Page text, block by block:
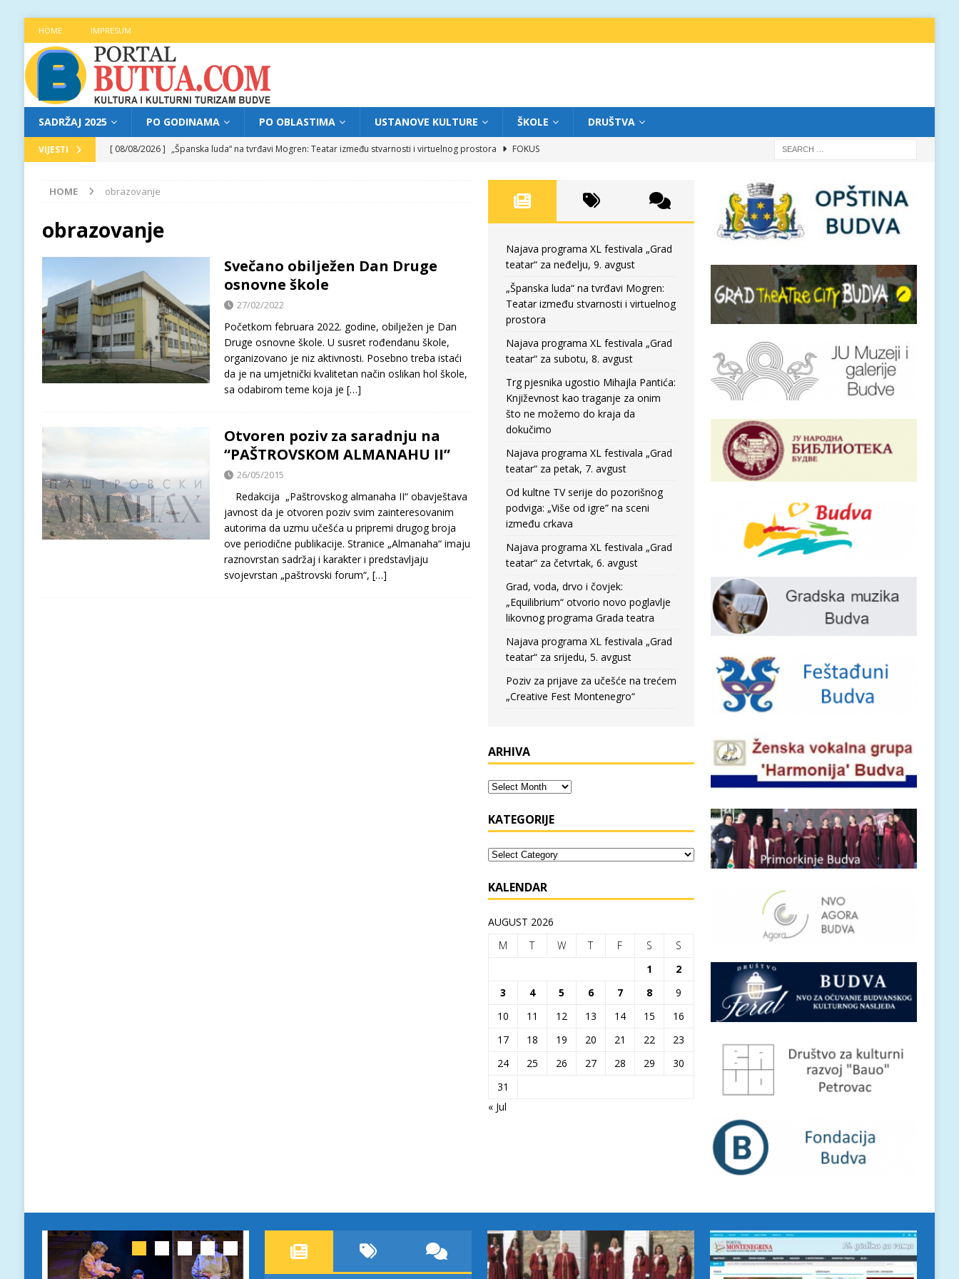
HOME IMPRESUM
SADRŽAJ 2025 PO GODINAMA PO OBLASTIMA USTANOVE KULTURE ŠKOLE DRUŠTVA
VIJESTI [ 08/08/2026 ] „Španska luda“ na tvrđavi Mogren: Teatar između stvarnosti i virtuelnog prostora
FOKUS
[ 07/08/2026 ]
Trg pjesnika ugostio Mihajla Pantića: Književnost kao traganje za onim što ne možemo do kraja da dokučimo
FOKUS
[ 06/08/2026 ]
[ 08/08/2026 ]
Najava programa XL festivala „Grad teatar“ za neđelju, 9. avgust
HOME obrazovanje
obrazovanje
Svečano obilježen Dan Druge
osnovne škole
27/02/2022
Početkom februara 2022. godine, obilježen je Dan
Druge osnovne škole. U susret rođendanu škole,
organizovano je niz aktivnosti. Posebno treba istaći
da je na umjetnički kvalitetan način oslikan hol škole,
sa odabirom teme koja je […]
Otvoren poziv za saradnju na
“PAŠTROVSKOM ALMANAHU II”
26/05/2015
Redakcija „Paštrovskog almanaha II“ obavještava
javnost da je otvoren poziv svim zainteresovanim
autorima da uzmu učešća u pripremi drugog broja
ove periodične publikacije. Stranice „Almanaha“ imaju
raznovrstan sadržaj i karakter i predstavljaju
svojevrstan „paštrovski forum“, […]
Najava programa XL festivala „Grad
teatar“ za neđelju, 9. avgust
„Španska luda“ na tvrđavi Mogren:
Teatar između stvarnosti i virtuelnog
prostora
Najava programa XL festivala „Grad
teatar“ za subotu, 8. avgust
Trg pjesnika ugostio Mihajla Pantića:
Književnost kao traganje za onim
što ne možemo do kraja da
dokučimo
Najava programa XL festivala „Grad
teatar“ za petak, 7. avgust
Od kultne TV serije do pozorišnog
podviga: „Više od igre” na sceni
između crkava
Najava programa XL festivala „Grad
teatar“ za četvrtak, 6. avgust
Grad, voda, drvo i čovjek:
„Equilibrium“ otvorio novo poglavlje
likovnog programa Grada teatra
Najava programa XL festivala „Grad
teatar“ za srijedu, 5. avgust
Poziv za prijave za učešće na trećem
„Creative Fest Montenegro“
ARHIVA
KATEGORIJE
KALENDAR
AUGUST 2026
M
T W T F S
S
1
2
3
4 5 6 7 8
9
10
11 12 13 14 15
16
17
18 19 20 21 22
23
24
25 26 27 28 29
30
31
« Jul